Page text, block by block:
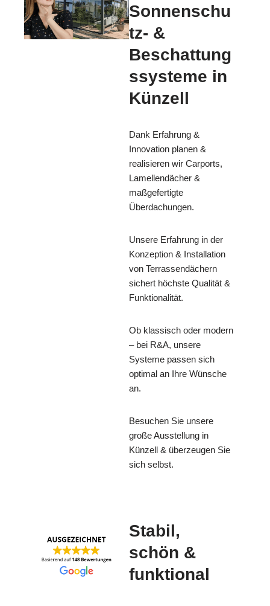
Sonnenschu
tz- &
Beschattung
ssysteme in
Künzell
Dank Erfahrung &
Innovation planen &
realisieren wir Carports,
Lamellendächer &
maßgefertigte
Überdachungen.
Unsere Erfahrung in der
Konzeption & Installation
von Terrassendächern
sichert höchste Qualität &
Funktionalität.
Ob klassisch oder modern
– bei R&A, unsere
Systeme passen sich
optimal an Ihre Wünsche
an.
Besuchen Sie unsere
große Ausstellung in
Künzell & überzeugen Sie
sich selbst.
Stabil,
schön &
funktional